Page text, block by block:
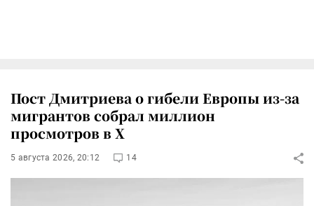
Пост Дмитриева о гибели Европы из-за
мигрантов собрал миллион
просмотров в X
5 августа 2026, 20:12 14